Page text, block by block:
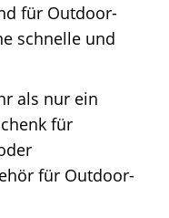
für Outdoor-
schnelle und
als nur ein
für
für Outdoor-